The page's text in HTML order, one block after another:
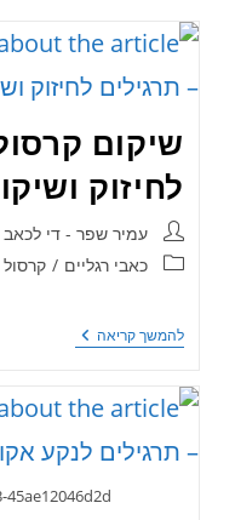
שיקום
לחיזוק
עמיר שפר - די לכאב
כאבי רגליים /
להמשך קריאה
45ae12046d2d